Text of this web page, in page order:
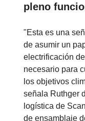
pleno
"Esta es una
de asumir un
electrificación
necesario para
los objetivos
señala Ruthger
logística de
de ensamblaje